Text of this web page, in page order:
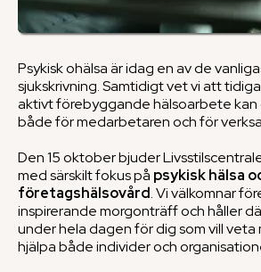
Psykisk ohälsa är idag en av de
sjukskrivning. Samtidigt vet vi att
aktivt förebyggande hälsoarbete kan
både för medarbetaren och för
Den 15 oktober bjuder
med särskilt fokus på psykisk hälsa
företagshälsovård. Vi välkomnar
inspirerande morgonträff och håller
under hela dagen för dig som vill veta
hjälpa både individer och